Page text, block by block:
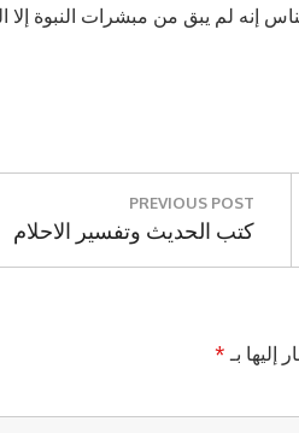
لم يبق من مبشرات النبوة إلا
PREVIOUS POST
Previous
Post:
كتب الحديث وتفسير الاحلام
إليها بـ *